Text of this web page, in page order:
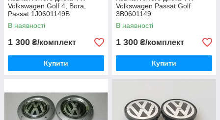
Volkswagen Golf 4, Bora,
Passat 1J0601149B
В наявності
1 300 ₴/комплект
Купити
Volkswagen Passat Golf
3B0601149
В наявності
1 300 ₴/комплект
Купити